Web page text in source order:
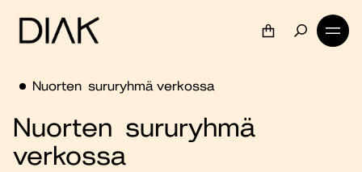
Nuorten sururyhmä verkossa
Nuorten sururyhmä
verkossa